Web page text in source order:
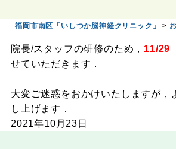
福岡市南区「いしつか脳神経クリニック」 >
院長/スタッフの研修のため， 11/29
せていただきます．
大変ご迷惑をおかけいたしますが，
し上げます．
2021年10月23日